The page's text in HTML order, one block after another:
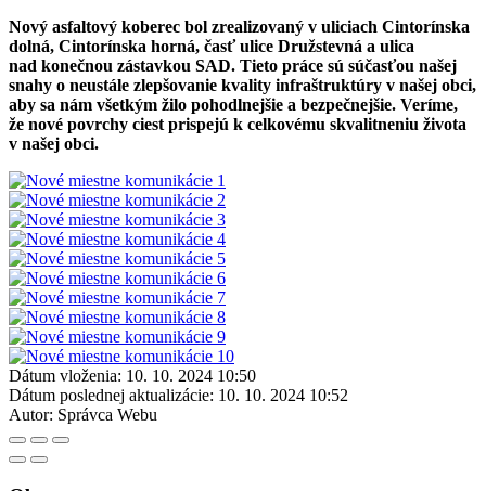
Nový asfaltový koberec bol zrealizovaný v uliciach Cintorínska
dolná, Cintorínska horná, časť ulice Družstevná a ulica
nad konečnou zástavkou SAD. Tieto práce sú súčasťou našej
snahy o neustále zlepšovanie kvality infraštruktúry v našej obci,
aby sa nám všetkým žilo pohodlnejšie a bezpečnejšie. Veríme,
že nové povrchy ciest prispejú k celkovému skvalitneniu života
v našej obci.
Dátum vloženia: 10. 10. 2024 10:50
Dátum poslednej aktualizácie: 10. 10. 2024 10:52
Autor: Správca Webu